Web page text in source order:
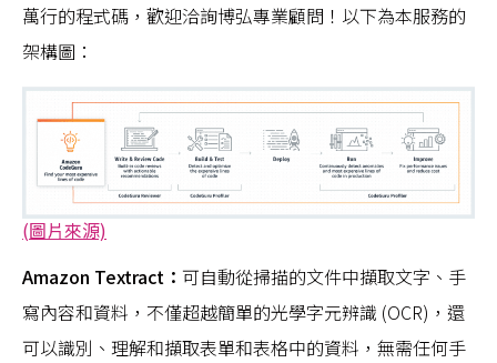
萬行的程式碼，歡迎洽詢博弘專業顧問！以下為本服務的
架構圖：
(圖片來源)
Amazon Textract： 可自動從掃描的文件中擷取文字、手
寫內容和資料，不僅超越簡單的光學字元辨識 (OCR)，還
可以識別、理解和擷取表單和表格中的資料，無需任何手